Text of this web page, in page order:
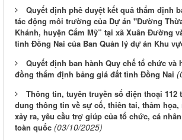
Quyết định phê duyệt kết quả thẩm định
tác động môi trường của Dự án "Đường
Khánh, huyện Cẩm Mỹ” tại xã Xuân Đường
tỉnh Đồng Nai của Ban Quản lý dự án Khu
Quyết định ban hành Quy chế tổ chức và
đồng thẩm định bảng giá đất tỉnh Đồng Nai
Thông tin, tuyên truyền số điện thoại 112
dung thông tin về sự cố, thiên tai, thảm
xảy ra, yêu cầu trợ giúp của tổ chức, cá
toàn quốc (03/10/2025)